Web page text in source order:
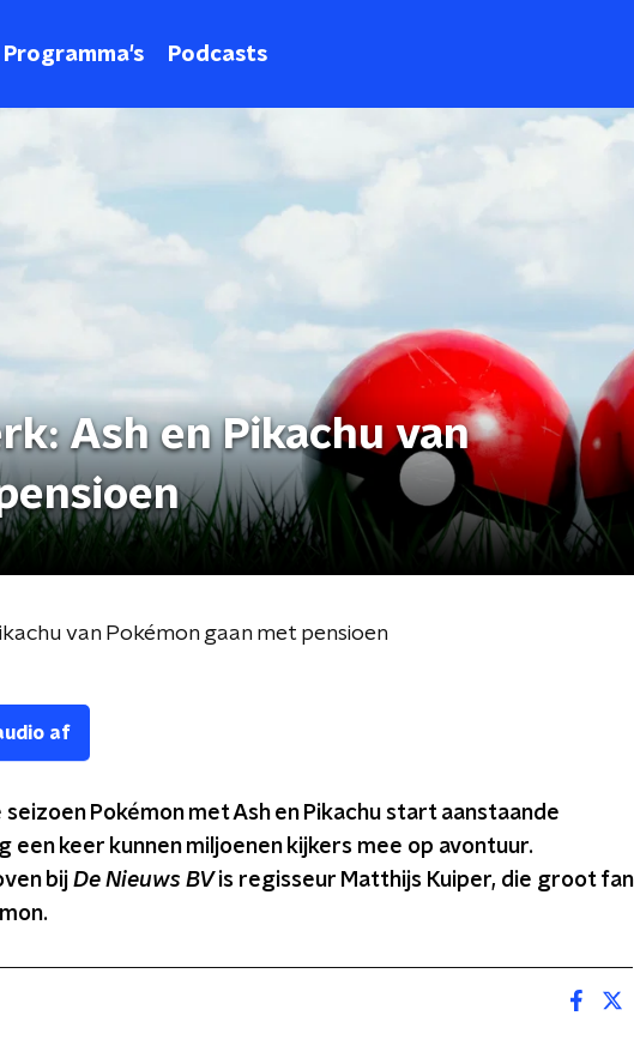
Programma's Podcasts
Ash en Pikachu van
van Pokémon gaan met pensioen
af
Pokémon met Ash en Pikachu start aanstaande
een keer kunnen miljoenen kijkers mee op avontuur.
bij De Nieuws BVis regisseur Matthijs Kuiper, die groot fan